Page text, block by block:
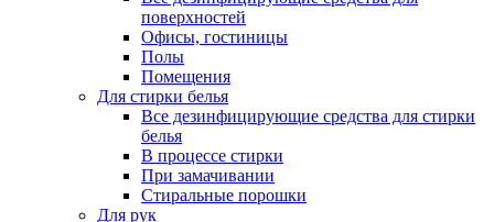
поверхностей
Офисы, гостиницы
Полы
Помещения
Для стирки белья
Все дезинфицирующие средства для стирки
белья
В процессе стирки
При замачивании
Стиральные порошки
Для рук